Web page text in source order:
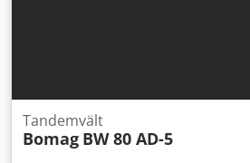
Tandemvält
Bomag BW 80 AD-5